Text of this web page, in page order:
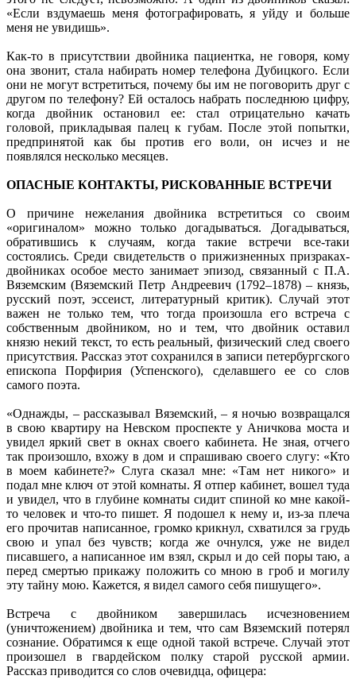
«Если вздумаешь меня фотографировать, я уйду и больше
меня не увидишь».
Как-то в присутствии двойника пациентка, не говоря, кому
она звонит, стала набирать номер телефона Дубицкого. Если
они не могут встретиться, почему бы им не поговорить друг с
другом по телефону? Ей осталось набрать последнюю цифру,
когда двойник остановил ее: стал отрицательно качать
головой, прикладывая палец к губам. После этой попытки,
предпринятой как бы против его воли, он исчез и не
появлялся несколько месяцев.
ОПАСНЫЕ КОНТАКТЫ, РИСКОВАННЫЕ ВСТРЕЧИ
О причине нежелания двойника встретиться со своим
«оригиналом» можно только догадываться. Догадываться,
обратившись к случаям, когда такие встречи все-таки
состоялись. Среди свидетельств о прижизненных призраках-
двойниках особое место занимает эпизод, связанный с П.А.
Вяземским (Вяземский Петр Андреевич (1792–1878) – князь,
русский поэт, эссеист, литературный критик). Случай этот
важен не только тем, что тогда произошла его встреча с
собственным двойником, но и тем, что двойник оставил
князю некий текст, то есть реальный, физический след своего
присутствия. Рассказ этот сохранился в записи петербургского
епископа Порфирия (Успенского), сделавшего ее со слов
самого поэта.
«Однажды, – рассказывал Вяземский, – я ночью возвращался
в свою квартиру на Невском проспекте у Аничкова моста и
увидел яркий свет в окнах своего кабинета. Не зная, отчего
так произошло, вхожу в дом и спрашиваю своего слугу: «Кто
в моем кабинете?» Слуга сказал мне: «Там нет никого» и
подал мне ключ от этой комнаты. Я отпер кабинет, вошел туда
и увидел, что в глубине комнаты сидит спиной ко мне какой-
то человек и что-то пишет. Я подошел к нему и, из-за плеча
его прочитав написанное, громко крикнул, схватился за грудь
свою и упал без чувств; когда же очнулся, уже не видел
писавшего, а написанное им взял, скрыл и до сей поры таю, а
перед смертью прикажу положить со мною в гроб и могилу
эту тайну мою. Кажется, я видел самого себя пишущего».
Встреча с двойником завершилась исчезновением
(уничтожением) двойника и тем, что сам Вяземский потерял
сознание. Обратимся к еще одной такой встрече. Случай этот
произошел в гвардейском полку старой русской армии.
Рассказ приводится со слов очевидца, офицера: